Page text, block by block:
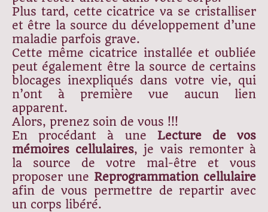
Plus tard, cette cicatrice va se cristalliser
et être la source du développement d’une
maladie parfois grave.
Cette même cicatrice installée et oubliée
peut également être la source de certains
blocages inexpliqués dans votre vie, qui
n’ont à première vue aucun lien
apparent.
Alors, prenez soin de vous !!!
En procédant à une Lecture de vos
mémoires cellulaires, je vais remonter à
la source de votre mal-être et vous
proposer une Reprogrammation cellulaire
afin de vous permettre de repartir avec
un corps libéré.